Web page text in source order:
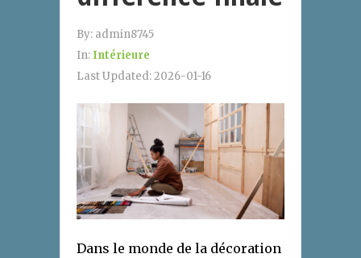
By: admin8745
In: Intérieure
Last Updated:2026-01-16
Dans le monde de la décoration